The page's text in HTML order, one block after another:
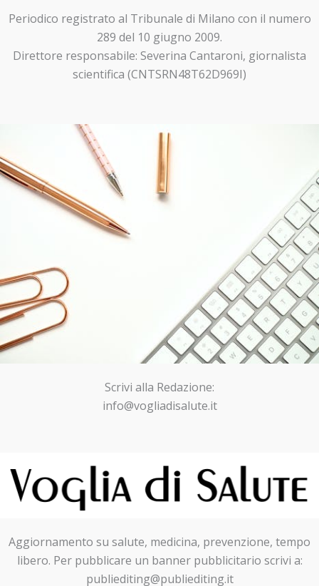
Periodico registrato al Tribunale di Milano con il numero
289 del 10 giugno 2009.
Direttore responsabile: Severina Cantaroni, giornalista
scientifica (CNTSRN48T62D969I)
Scrivi alla Redazione:
info@vogliadisalute.it
Aggiornamento su salute, medicina, prevenzione, tempo
libero. Per pubblicare un banner pubblicitario scrivi a:
publiediting@publiediting.it